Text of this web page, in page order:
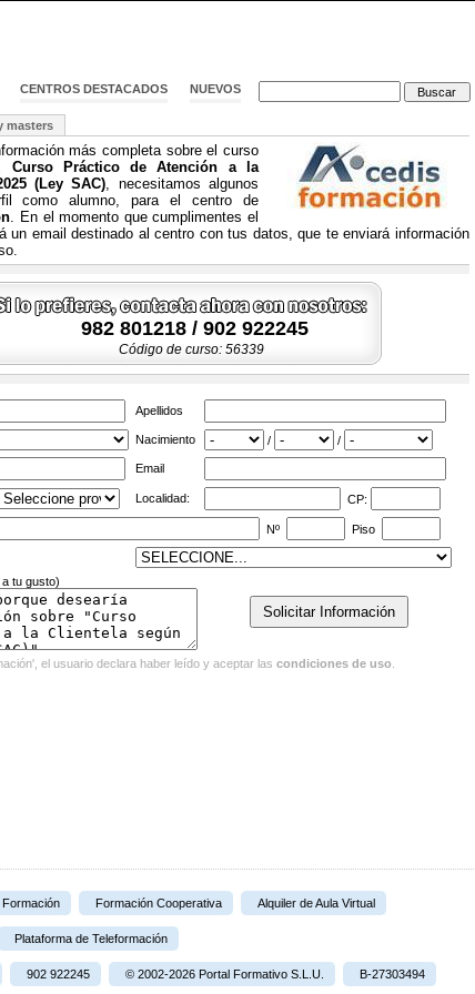
CENTROS DESTACADOS NUEVOS
masters
más completa sobre el curso
Curso Práctico de Atención a la
(Ley SAC), necesitamos algunos
como alumno, para el centro de
. En el momento que cumplimentes el
un email destinado al centro con tus datos, que te enviará información
982 801218 / 902 922245
Código de curso: 56339
Apellidos
Nacimiento / /
Email
Localidad: CP:
Nº Piso
tu gusto)
el usuario declara haber leído y aceptar las condiciones de uso
Formación Cooperativa Alquiler de Aula Virtual
Plataforma de Teleformación
902 922245 © 2002-2026 Portal Formativo S.L.U. B-27303494